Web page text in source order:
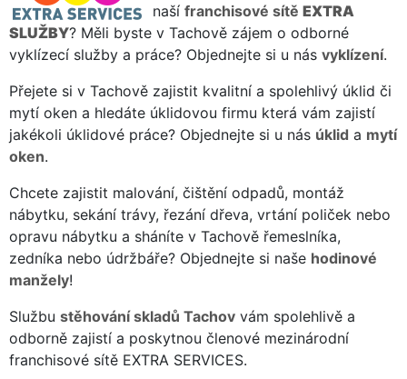
naší franchisové sítě EXTRA
SLUŽBY? Měli byste v Tachově zájem o odborné
vyklízecí služby a práce? Objednejte si u nás vyklízení.
Přejete si v Tachově zajistit kvalitní a spolehlivý úklid či
mytí oken a hledáte úklidovou firmu která vám zajistí
jakékoli úklidové práce? Objednejte si u nás úklid a mytí
oken.
Chcete zajistit malování, čištění odpadů, montáž
nábytku, sekání trávy, řezání dřeva, vrtání poliček nebo
opravu nábytku a sháníte v Tachově řemeslníka,
zedníka nebo údržbáře? Objednejte si naše hodinové
manžely!
Službu stěhování skladů Tachov vám spolehlivě a
odborně zajistí a poskytnou členové mezinárodní
franchisové sítě EXTRA SERVICES.